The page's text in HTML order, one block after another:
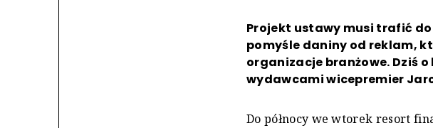
Projekt ustawy musi trafić
pomyśle daniny od reklam,
organizacje branżowe. Dziś
wydawcami wicepremier
Do północy we wtorek resort